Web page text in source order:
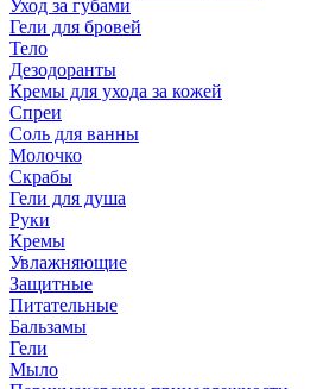
Уход за губами
Гели для бровей
Тело
Дезодоранты
Кремы для ухода за кожей
Спреи
Соль для ванны
Молочко
Скрабы
Гели для душа
Руки
Кремы
Увлажняющие
Защитные
Питательные
Бальзамы
Гели
Мыло